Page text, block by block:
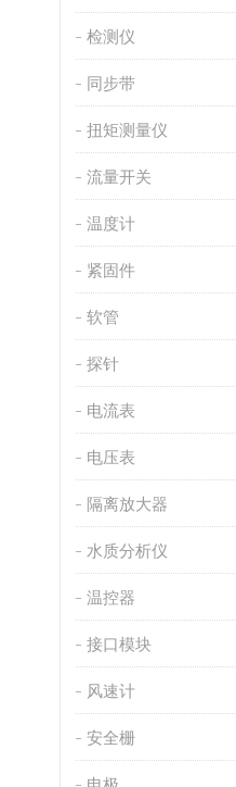
检测仪
同步带
扭矩测量仪
流量开关
温度计
紧固件
软管
探针
电流表
电压表
隔离放大器
水质分析仪
温控器
接口模块
风速计
安全栅